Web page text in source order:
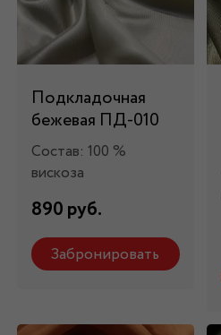
Подкладочная
бежевая ПД-010
Состав: 100 %
вискоза
890 руб.
Забронировать